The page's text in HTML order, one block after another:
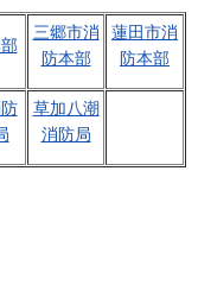
三郷市消
防本部
蓮田市消
防本部
草加八潮
消防局